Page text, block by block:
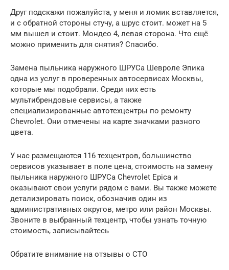
Друг подскажи пожалуйста, у меня и ломик вставляется,
и с обратной стороны стучу, а шрус стоит. может на 5
мм вышел и стоит. Мондео 4, левая сторона. Что ещё
можно применить для снятия? Спасибо.
Замена пыльника наружного ШРУСа Шевроле Эпика
одна из услуг в проверенных автосервисах Москвы,
которые мы подобрали. Среди них есть
мультибрендовые сервисы, а также
специализированные автотехцентры по ремонту
Chevrolet. Они отмечены на карте значками разного
цвета.
У нас размещаются 116 техцентров, большинство
сервисов указывает в поле цена, стоимость на замену
пыльника наружного ШРУСа Chevrolet Epica и
оказывают свои услуги рядом с вами. Вы также можете
детализировать поиск, обозначив один из
административных округов, метро или район Москвы.
Звоните в выбранный техцентр, чтобы узнать точную
стоимость, записывайтесь
Обратите внимание на отзывы о СТО